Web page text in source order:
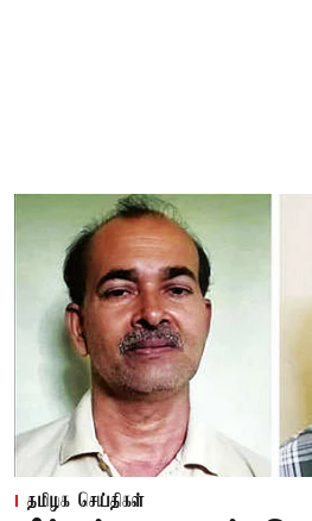
தமிழக செய்திகள்